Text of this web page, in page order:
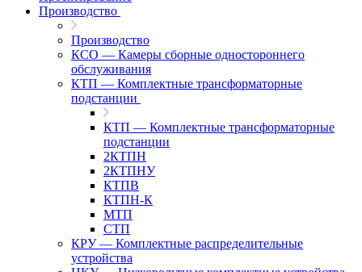
Производство
Производство
КСО — Камеры сборные одностороннего
обслуживания
КТП — Комплектные трансформаторные
подстанции
КТП — Комплектные трансформаторные
подстанции
2КТПН
2КТПНУ
КТПВ
КТПН-К
МТП
СТП
КРУ — Комплектные распределительные
устройства